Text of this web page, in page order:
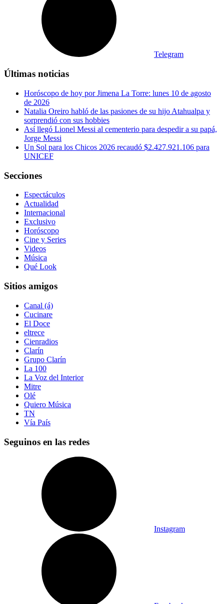
Telegram
Últimas noticias
Horóscopo de hoy por Jimena La Torre: lunes 10 de agosto
de 2026
Natalia Oreiro habló de las pasiones de su hijo Atahualpa y
sorprendió con sus hobbies
Así llegó Lionel Messi al cementerio para despedir a su papá,
Jorge Messi
Un Sol para los Chicos 2026 recaudó $2.427.921.106 para
UNICEF
Secciones
Espectáculos
Actualidad
Internacional
Exclusivo
Horóscopo
Cine y Series
Videos
Música
Qué Look
Sitios amigos
Canal (á)
Cucinare
El Doce
eltrece
Cienradios
Clarín
Grupo Clarín
La 100
La Voz del Interior
Mitre
Olé
Quiero Música
TN
Vía País
Seguinos en las redes
Instagram